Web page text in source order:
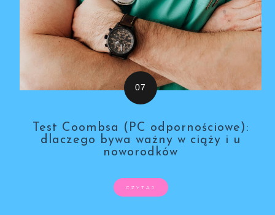
Test Coombsa (PC odpornościowe):
dlaczego bywa ważny w ciąży i u
noworodków
CZYTAJ